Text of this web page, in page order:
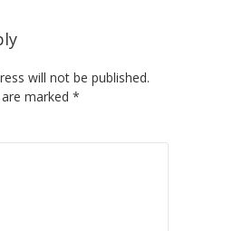
will not be published.
marked *